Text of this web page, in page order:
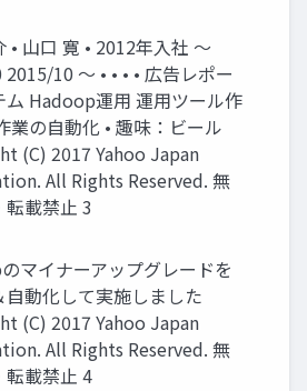
• 山口 寛 • 2012年入社 〜
10 〜 • • • • 広告レポー
ム Hadoop運用 運用ツール作
業の自動化 • 趣味：ビール
(C) 2017 Yahoo Japan
All Rights Reserved. 無
転載禁止 3
マイナーアップグレードを
自動化して実施しました
(C) 2017 Yahoo Japan
All Rights Reserved. 無
転載禁止 4